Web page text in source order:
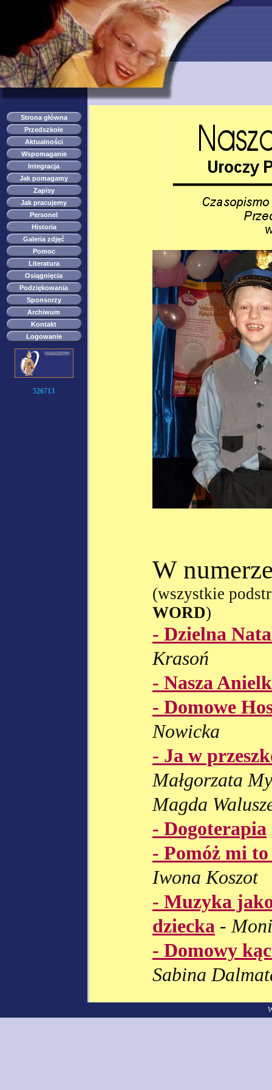
Strona główna
Przedszkole
Aktualności
Wspomaganie
Integracja
Jak pomagamy
Zapisy
Jak pracujemy
Personel
Historia
Galeria zdjęć
Pomoc
Literatura
Osiągnięcia
Podziękowania
Sponsorzy
Archiwum
Kontakt
Logowanie
526713
W
(wszystkie
WORD)
- Dzielna
Krasoń
- Nasza
- Domowe
Nowicka
- Ja w
Małgorzata
Magda
- Dogoterapia
- Pomóż mi
Iwona Koszot
- Muzyka
dziecka -
- Domowy
Sabina